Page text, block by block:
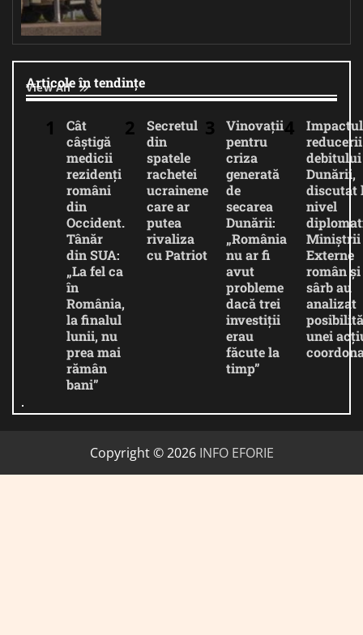
Articole în tendințe
View All
Cât
câștigă
medicii
rezidenți
români
din
Occident.
Tânăr
din SUA:
„La fel ca
în
România,
la finalul
lunii, nu
prea mai
rămân
bani”
Secretul
din
spatele
rachetei
ucrainene
care ar
putea
rivaliza
cu Patriot
Vinovații
pentru
criza
generată
de
secarea
Dunării:
„România
nu ar fi
avut
probleme
dacă trei
investiții
erau
făcute la
timp”
Impactul
reducerii
debitului
Dunării,
discutat
nivel
Miniștrii
Externe
român și
sârb au
analizat
unei
Copyright © 2026 INFO EFORIE